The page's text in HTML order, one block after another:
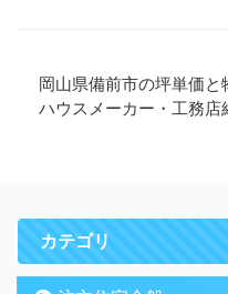
岡山県備前市の坪単価と
ハウスメーカー・工務店
カテゴリ